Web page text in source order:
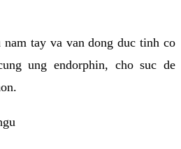
tay va van dong duc tinh co
ung endorphin, cho suc de